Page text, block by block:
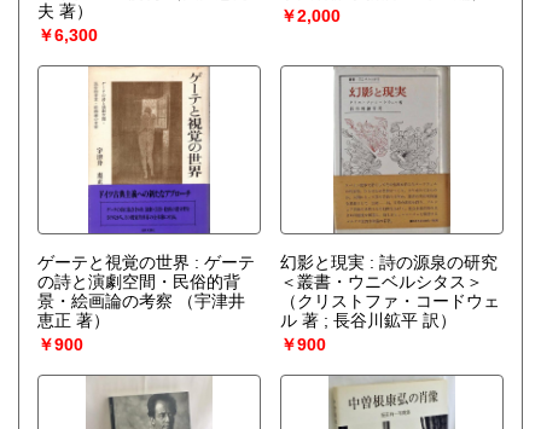
夫 著）
￥6,300
￥2,000
ゲーテと視覚の世界 : ゲーテ
の詩と演劇空間・民俗的背
景・絵画論の考察
（宇津井
恵正 著）
￥900
幻影と現実 : 詩の源泉の研究
＜叢書・ウニベルシタス＞
（クリストファ・コードウェ
ル 著 ; 長谷川鉱平 訳）
￥900